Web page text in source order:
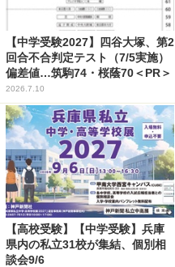
【中学受験2027】四谷大塚、第2
回合不合判定テスト（7/5実施）
偏差値…筑駒74・桜蔭70＜PR＞
2026.7.10
【高校受験】【中学受験】兵庫
県内の私立31校が集結、個別相
談会9/6